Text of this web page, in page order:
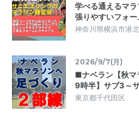
学べる通えるマ
張りやすいフォ
神奈川県横浜市港
2026/9/7(月)
■ナベラン【秋マ
9時半】サブ3～
東京都千代田区